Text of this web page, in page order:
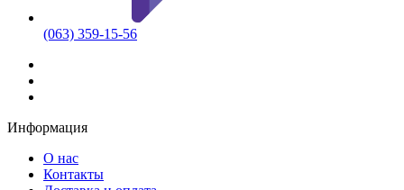
(063) 359-15-56
Информация
О нас
Контакты